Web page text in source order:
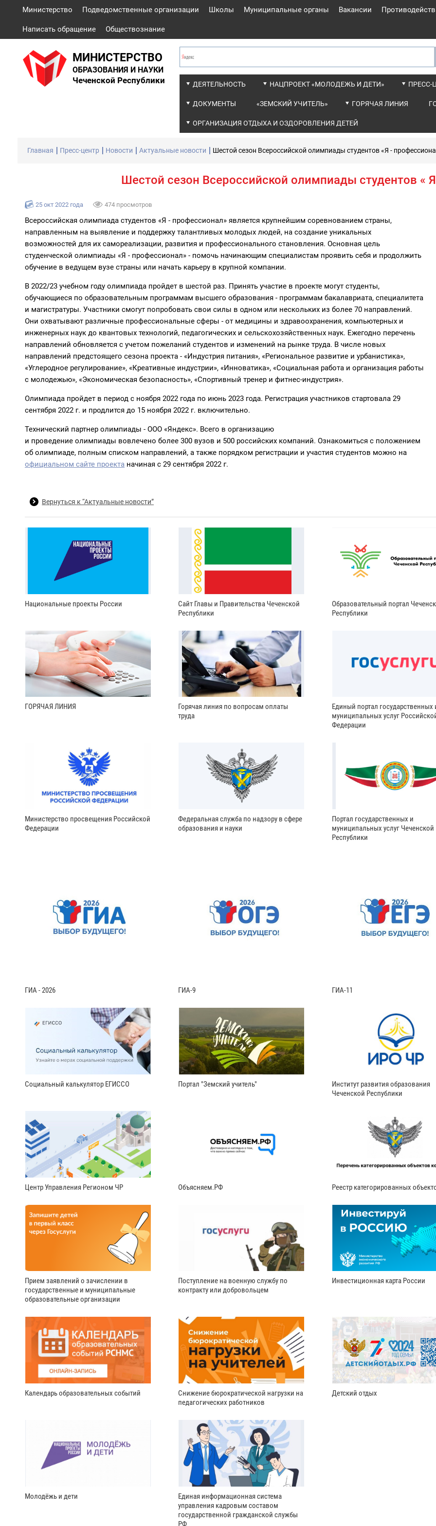
Министерство Подведомственные организации Школы Муниципальные органы Вакансии
Написать обращение Обществознание
МИНИСТЕРСТВО
ОБРАЗОВАНИЯ И НАУКИ
Чеченской Республики ДЕЯТЕЛЬНОСТЬ НАЦПРОЕКТ «МОЛОДЕЖЬ И ДЕТИ» ПРЕСС-
ДОКУМЕНТЫ «ЗЕМСКИЙ УЧИТЕЛЬ» ГОРЯЧАЯ ЛИНИЯ
ОРГАНИЗАЦИЯ ОТДЫХА И ОЗДОРОВЛЕНИЯ ДЕТЕЙ
Главная Пресс-центр Новости Актуальные новости Шестой сезон Всероссийской олимпиады студентов «Я -
Шестой сезон Всероссийской олимпиады студентов «
25 окт 2022 года 474 просмотров
Всероссийская олимпиада студентов «Я - профессионал» является крупнейшим соревнованием страны,
направленным на выявление и поддержку талантливых молодых людей, на создание уникальных
возможностей для их самореализации, развития и профессионального становления. Основная цель
студенческой олимпиады «Я - профессионал» - помочь начинающим специалистам проявить себя и продолжить
обучение в ведущем вузе страны или начать карьеру в крупной компании.
В 2022/23 учебном году олимпиада пройдет в шестой раз. Принять участие в проекте могут студенты,
обучающиеся по образовательным программам высшего образования - программам бакалавриата, специалитета
и магистратуры. Участники смогут попробовать свои силы в одном или нескольких из более 70 направлений.
Они охватывают различные профессиональные сферы - от медицины и здравоохранения, компьютерных и
инженерных наук до квантовых технологий, педагогических и сельскохозяйственных наук. Ежегодно перечень
направлений обновляется с учетом пожеланий студентов и изменений на рынке труда. В числе новых
направлений предстоящего сезона проекта - «Индустрия питания», «Региональное развитие и урбанистика»,
«Углеродное регулирование», «Креативные индустрии», «Инноватика», «Социальная работа и организация работы
с молодежью», «Экономическая безопасность», «Спортивный тренер и фитнес-индустрия».
Олимпиада пройдет в период с ноября 2022 года по июнь 2023 года. Регистрация участников стартовала 29
сентября 2022 г. и продлится до 15 ноября 2022 г. включительно.
Технический партнер олимпиады - ООО «Яндекс». Всего в организацию
и проведение олимпиады вовлечено более 300 вузов и 500 российских компаний. Ознакомиться с положением
об олимпиаде, полным списком направлений, а также порядком регистрации и участия студентов можно на
официальном сайте проекта начиная с 29 сентября 2022 г.
Вернуться к “Актуальные новости”
Национальные проекты России
Сайт Главы и Правительства Чеченской
Республики
Образовательный портал
Республики
ГОРЯЧАЯ ЛИНИЯ
Горячая линия по вопросам оплаты
труда
Единый портал государственных
муниципальных услуг
Федерации
Министерство просвещения Российской
Федерации
Федеральная служба по надзору в сфере
образования и науки
Портал государственных и
муниципальных услуг Чеченской
Республики
ГИА - 2026 ГИА-9 ГИА-11
Социальный калькулятор ЕГИССО Портал "Земский учитель"
Институт развития образования
Чеченской Республики
Центр Управления Регионом ЧР Объясняем.РФ Реестр категорированных
Прием заявлений о зачислении в
государственные и муниципальные
образовательные организации
Поступление на военную службу по
контракту или добровольцем
Инвестиционная карта России
Календарь образовательных событий
Снижение бюрократической нагрузки на
педагогических работников
Детский отдых
Молодёжь и дети
Единая информационная система
управления кадровым составом
государственной гражданской службы
РФ